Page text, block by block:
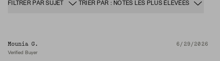
FILTRER PAR SUJET TRIER PAR : NOTES LES PLUS ÉLEVÉES
Mounia G. 6/29/2026
Verified Buyer